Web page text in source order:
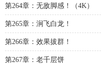
第264章：无敌脚感！（4K）
第265章：涧飞白龙！
第266章：效果拔群！
第267章：老千层饼